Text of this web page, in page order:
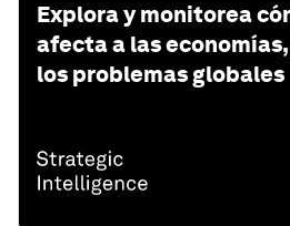
Explora y monitorea
afecta a las
los problemas globales